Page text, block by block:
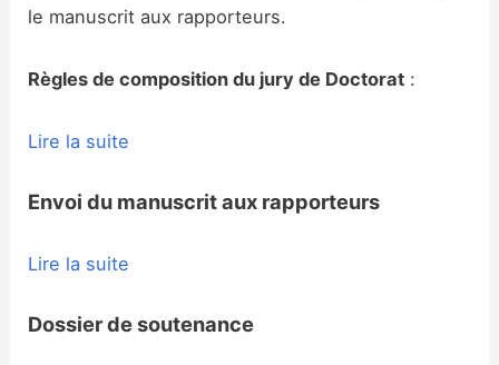
le manuscrit aux rapporteurs.
Règles de composition du jury de Doctorat :
Lire la suite
Envoi du manuscrit aux rapporteurs
Lire la suite
Dossier de soutenance